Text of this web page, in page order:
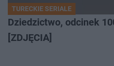
TURECKIE SERIALE
Dziedzictwo, odcinek
[ZDJĘCIA]